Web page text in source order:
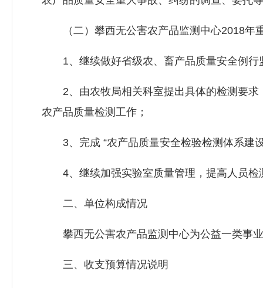
（二）攀西无公害农产品监测中心2018年
1、继续做好省级农、畜产品质量安全例行
2、由农牧局相关科室提出具体的检测要求
农产品质量检测工作；
3、完成 “农产品质量安全检验检测体系建
4、继续加强实验室质量管理，提高人员检
二、单位构成情况
攀西无公害农产品监测中心为公益一类事业
三、收支预算情况说明